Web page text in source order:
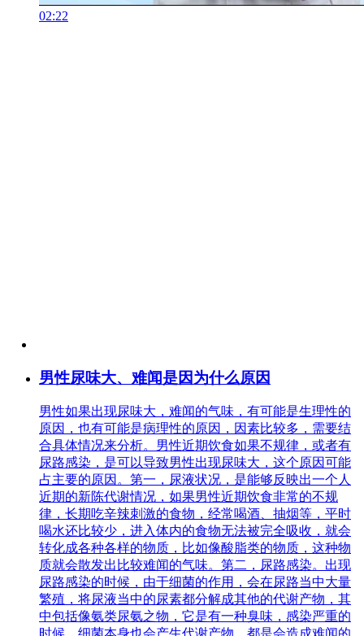
02:22
男性尿味大、难闻是因为什么原因
男性如果出现尿味大，难闻的气味，有可能是生理性的
原因，也有可能是病理性的原因，因素比较多，需要结
合具体情况来分析。男性近期饮食如果不规律，或者有
尿路感染，是可以导致男性出现尿味大，这个原因可能
占主要的原因。第一，尿液状况，是能够反映出一个人
近期的新陈代谢情况，如果男性近期饮食非常的不规
律，长期吃辛辣刺激的食物，经常喝酒、抽烟等，平时
喝水还比较少，进入体内的食物无法被完全吸收，就会
转化成各种各样的物质，比如像酸脂类的物质，这种物
质就会散发出比较难闻的气味。第二，尿路感染。出现
尿路感染的时候，由于细菌的作用，会在尿路当中大量
繁殖，将尿液当中的尿素都分解成其他的代谢产物，其
中包括像氨类尿氨之物，它是有一种臭味，感染严重的